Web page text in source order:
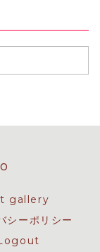
gallery
シーポリシー